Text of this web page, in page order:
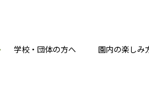
学校・団体の方へ 園内の楽しみ